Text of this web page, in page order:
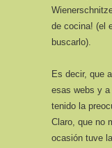
de cocina! (el
buscarlo).
Es decir, que
esas webs y
tenido la
Claro, que no
ocasión tuve